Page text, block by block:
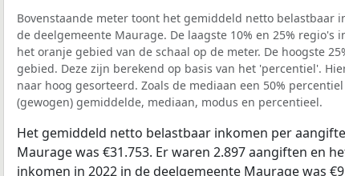
Bovenstaande meter toont het gemiddeld netto belastbaar
de deelgemeente Maurage. De laagste 10% en 25% regio's
het oranje gebied van de schaal op de meter. De hoogste
gebied. Deze zijn berekend op basis van het 'percentiel'.
naar hoog gesorteerd. Zoals de mediaan een 50%
(gewogen) gemiddelde, mediaan, modus en percentieel.
Het gemiddeld netto belastbaar inkomen per
Maurage was €31.753. Er waren 2.897 aangiften en
inkomen in 2022 in de deelgemeente Maurage was